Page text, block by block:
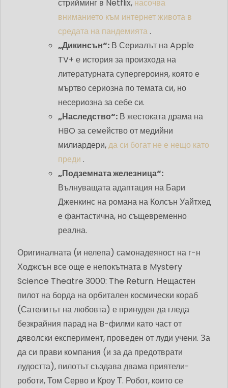
стрийминг в Netflix, насочва
вниманието към интернет живота в
средата на пандемията.
„Дикинсън“: В Сериалът на Apple
TV+ е история за произхода на
литературната супергероиня, която е
мъртво сериозна по темата си, но
несериозна за себе си.
„Наследство“: В жестоката драма на
HBO за семейство от медийни
милиардери,да си богат не е нещо като
преди .
„Подземната железница“:
Вълнуващата адаптация на Бари
Дженкинс на романа на Колсън Уайтхед
е фантастична, но същевременно
реална.
Оригиналната (и нелепа) самонадеяност на г-н
Ходжсън все още е непокътната в Mystery
Science Theatre 3000: The Return. Нещастен
пилот на борда на орбитален космически кораб
(Сателитът на любовта) е принуден да гледа
безкрайния парад на B-филми като част от
дяволски експеримент, проведен от луди учени. За
да си прави компания (и за да предотврати
лудостта), пилотът създава двама приятели-
роботи, Том Серво и Кроу Т. Робот, които се